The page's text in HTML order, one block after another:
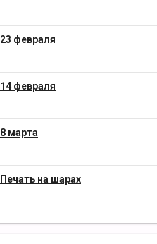
23 февраля
14 февраля
8 марта
Печать на шарах